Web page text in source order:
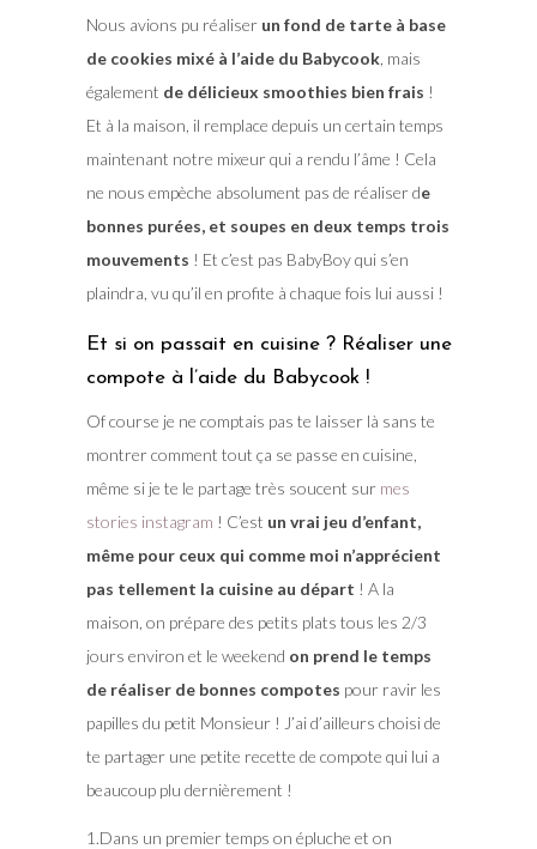
Nous avions pu réaliser un fond de tarte à base
de cookies mixé à l’aide du Babycook, mais
également de délicieux smoothies bien frais !
Et à la maison, il remplace depuis un certain temps
maintenant notre mixeur qui a rendu l’âme ! Cela
ne nous empèche absolument pas de réaliser de
bonnes purées, et soupes en deux temps trois
mouvements ! Et c’est pas BabyBoy qui s’en
plaindra, vu qu’il en profite à chaque fois lui aussi !
Et si on passait en cuisine ? Réaliser une
compote à l’aide du Babycook !
Of course je ne comptais pas te laisser là sans te
montrer comment tout ça se passe en cuisine,
même si je te le partage très soucent surmes
stories instagram ! C’est un vrai jeu d’enfant,
même pour ceux qui comme moi n’apprécient
pas tellement la cuisine au départ ! A la
maison, on prépare des petits plats tous les 2/3
jours environ et le weekend on prend le temps
de réaliser de bonnes compotes pour ravir les
papilles du petit Monsieur ! J’ai d’ailleurs choisi de
te partager une petite recette de compote qui lui a
beaucoup plu dernièrement !
1.Dans un premier temps on épluche et on